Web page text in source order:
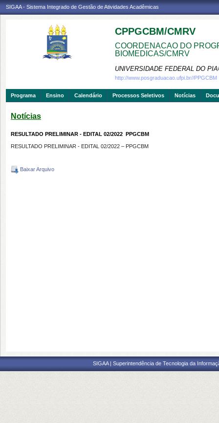
SIGAA - Sistema Integrado de Gestão de Atividades Acadêmicas
CPPGCBM/CMRV
COORDENACAO DO
BIOMEDICAS/CMRV
UNIVERSIDADE FEDERAL DO
http://www.posgraduacao.ufpi.br//PPGCBM
Programa Ensino Calendário Processos Seletivos Notícias
Notícias
RESULTADO PRELIMINAR - EDITAL 02/2022  PPGCBM
RESULTADO PRELIMINAR - EDITAL 02/2022 – PPGCBM
Baixar Arquivo
SIGAA | Superintendência de Tecnologia da